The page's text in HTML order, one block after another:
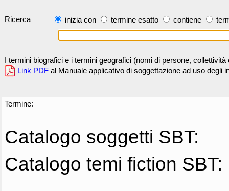
Ricerca inizia con termine esatto contiene
I termini biografici e i termini geografici (nomi di persone,
Link PDF al Manuale applicativo di soggettazione ad uso degli
Termine:
Catalogo soggetti SBT:
Catalogo temi fiction SBT: